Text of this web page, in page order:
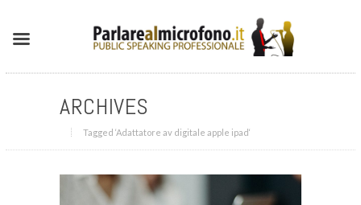
ARCHIVES
Tagged ‘Adattatore av digitale apple ipad‘